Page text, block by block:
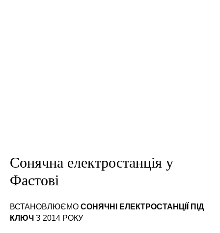
Сонячна електростанція у
Фастові
ВСТАНОВЛЮЄМО СОНЯЧНІ ЕЛЕКТРОСТАНЦІЇ ПІД
КЛЮЧ З 2014 РОКУ